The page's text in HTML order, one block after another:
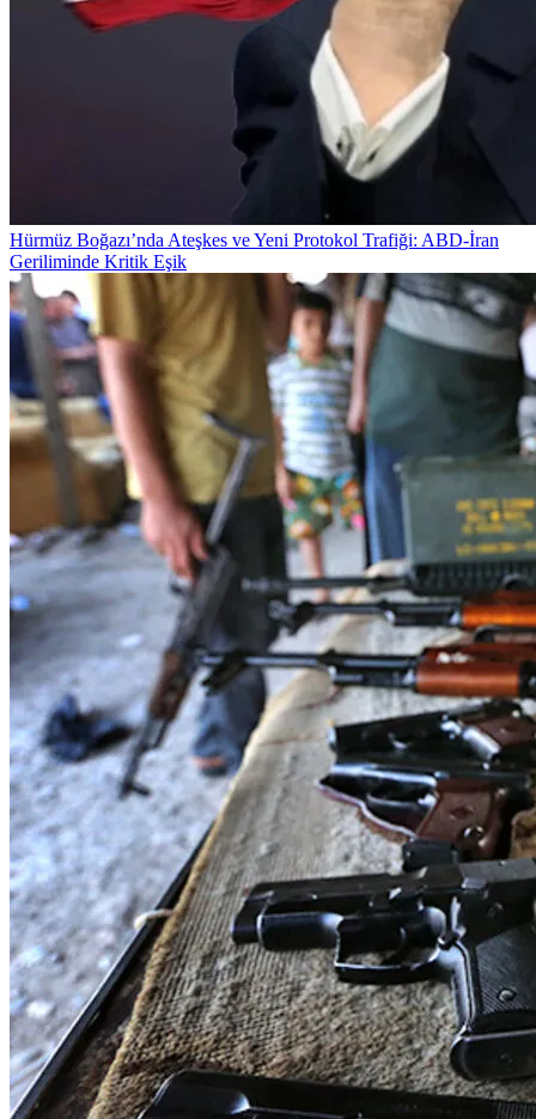
Hürmüz Boğazı’nda Ateşkes ve Yeni Protokol Trafiği: ABD-İran
Geriliminde Kritik Eşik